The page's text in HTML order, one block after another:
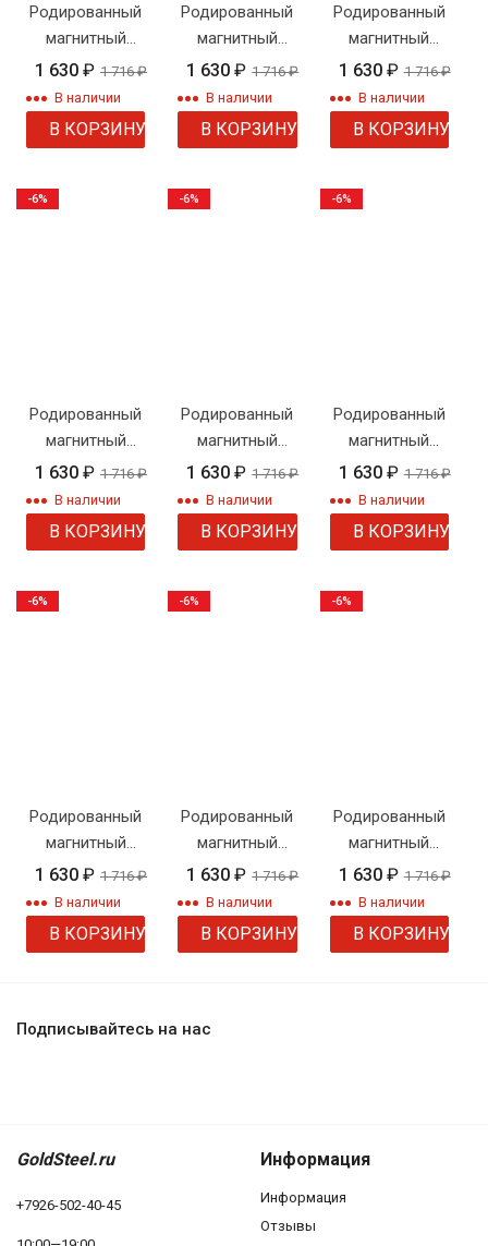
Родированный
магнитный
браслет
Steelnov
B41457
1 630 ₽ 1 716₽
В наличии
В КОРЗИНУ
Родированный
магнитный
браслет
Steelnov
B41454
1 630₽ 1 716₽
В наличии
В КОРЗИНУ
Родированный
магнитный
браслет
Steelnov
B41453
1 630 ₽ 1 716₽
В наличии
В КОРЗИНУ
Родированный
магнитный
браслет
Steelnov
B41452
1 630 ₽ 1 716₽
В наличии
В КОРЗИНУ
-6%
Родированный
магнитный
браслет
Steelnov
B41451
1 630₽ 1 716₽
В наличии
В КОРЗИНУ
-6%
Родированный
магнитный
браслет
Steelnov
B41450
1 630 ₽ 1 716₽
В наличии
В КОРЗИНУ
-6%
Родированный
магнитный
браслет
Steelnov
B41449
1 630 ₽ 1 716₽
В наличии
В КОРЗИНУ
-6%
Родированный
магнитный
браслет
Steelnov
B41448
1 630₽ 1 716₽
В наличии
В КОРЗИНУ
-6%
Родированный
магнитный
браслет
Steelnov
B41447
1 630 ₽ 1 716₽
В наличии
В КОРЗИНУ
-6%
Подписывайтесь на нас
GoldSteel.ru
+7926-502-40-45
Информация
Информация
Отзывы